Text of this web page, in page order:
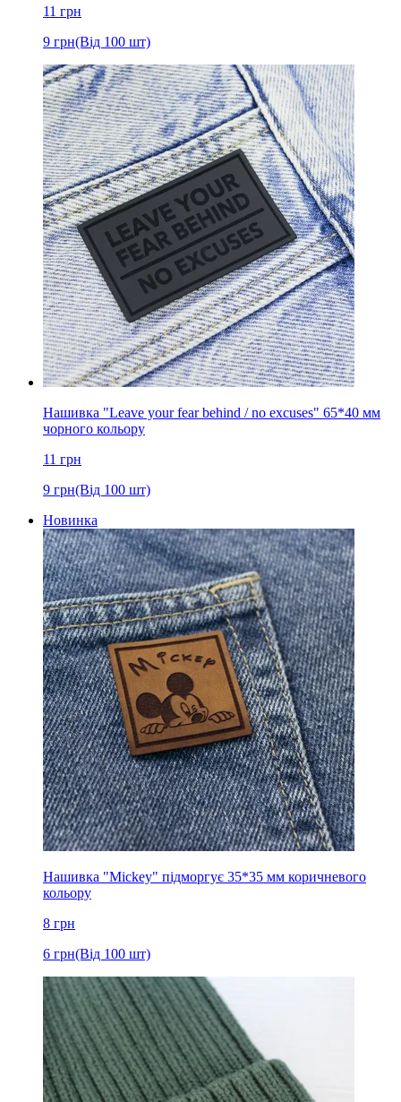
11 грн
9 грн(Від 100 шт)
Нашивка "Leave your fear behind / no excuses" 65*40 мм
чорного кольору
11 грн
9 грн(Від 100 шт)
Новинка
Нашивка "Mickey" підморгує 35*35 мм коричневого
кольору
8 грн
6 грн(Від 100 шт)